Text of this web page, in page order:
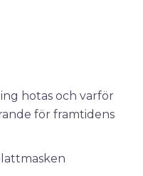
hotas och varför
för framtidens